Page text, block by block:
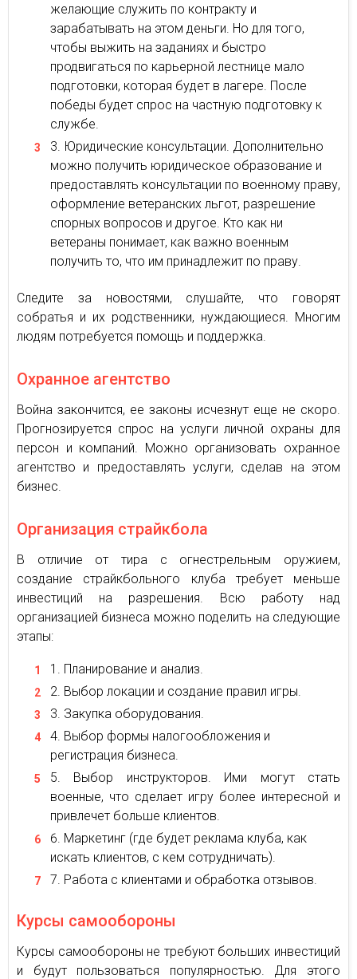
желающие служить по контракту и
зарабатывать на этом деньги. Но для того,
чтобы выжить на заданиях и быстро
продвигаться по карьерной лестнице мало
подготовки, которая будет в лагере. После
победы будет спрос на частную подготовку к
службе.
Юридические консультации. Дополнительно
можно получить юридическое образование и
предоставлять консультации по военному праву,
оформление ветеранских льгот, разрешение
спорных вопросов и другое. Кто как ни
ветераны понимает, как важно военным
получить то, что им принадлежит по праву.
Следите за новостями, слушайте, что говорят
собратья и их родственники, нуждающиеся. Многим
людям потребуется помощь и поддержка.
Охранное агентство
Война закончится, ее законы исчезнут еще не скоро.
Прогнозируется спрос на услуги личной охраны для
персон и компаний. Можно организовать охранное
агентство и предоставлять услуги, сделав на этом
бизнес.
Организация страйкбола
В отличие от тира с огнестрельным оружием,
создание страйкбольного клуба требует меньше
инвестиций на разрешения. Всю работу над
организацией бизнеса можно поделить на следующие
этапы:
Планирование и анализ.
Выбор локации и создание правил игры.
Закупка оборудования.
Выбор формы налогообложения и
регистрация бизнеса.
Выбор инструкторов. Ими могут стать
военные, что сделает игру более интересной и
привлечет больше клиентов.
Маркетинг (где будет реклама клуба, как
искать клиентов, с кем сотрудничать).
Работа с клиентами и обработка отзывов.
Курсы самообороны
Курсы самообороны не требуют больших инвестиций
и будут пользоваться популярностью. Для этого